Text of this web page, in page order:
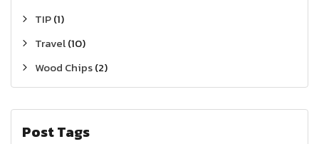
TIP(1)
Travel(10)
Wood Chips(2)
Post Tags